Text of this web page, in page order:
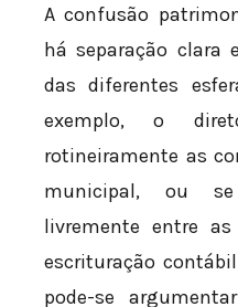
A confusão
há separação clara
das diferentes
exemplo, o
rotineiramente as
municipal, ou
livremente entre
escrituração
pode-se